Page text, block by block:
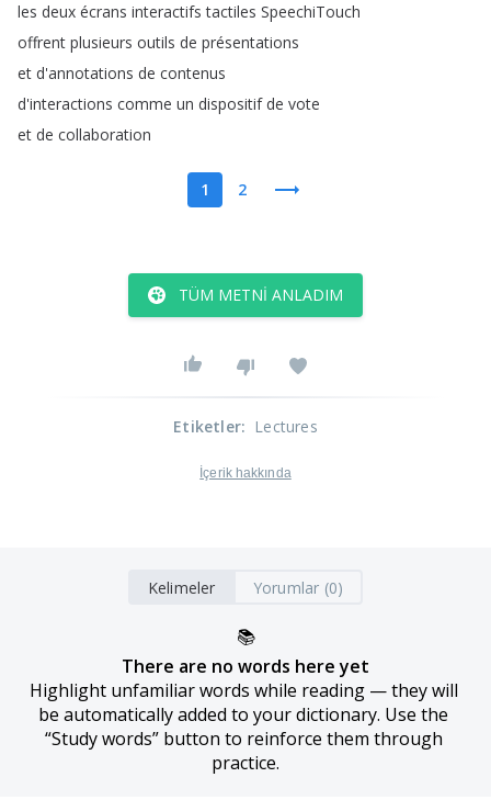
les deux écrans interactifs tactiles SpeechiTouch
offrent plusieurs outils de présentations
et d'annotations de contenus
d'interactions comme un dispositif de vote
et de collaboration
1 2
TÜM METNI ANLADIM
Etiketler: Lectures
İçerik hakkında
Kelimeler Yorumlar (0)
📚
There are no words here yet
Highlight unfamiliar words while reading — they will
be automatically added to your dictionary. Use the
“Study words” button to reinforce them through
practice.